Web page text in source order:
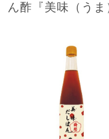
ん酢『美味（う